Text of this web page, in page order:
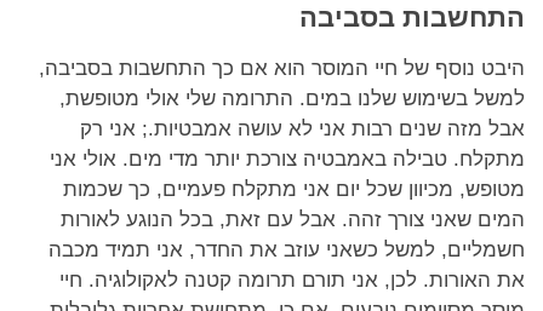
התחשבות בסביבה
היבט נוסף של חיי המוסר הוא אם כך התחשבות בסביבה,
למשל בשימוש שלנו במים. התרומה שלי אולי מטופשת,
אבל מזה שנים רבות אני לא עושה אמבטיות.; אני רק
מתקלח. טבילה באמבטיה צורכת יותר מדי מים. אולי אני
מטופש, מכיוון שכל יום אני מתקלח פעמיים, כך שכמות
המים שאני צורך זהה. אבל עם זאת, בכל הנוגע לאורות
חשמליים, למשל כשאני עוזב את החדר, אני תמיד מכבה
את האורות. לכן, אני תורם תרומה קטנה לאקולוגיה. חיי